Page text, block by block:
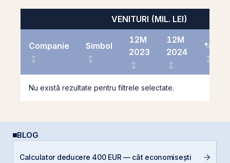
VENITURI (MIL. LEI)
Companie Simbol
12M
2023
12M
2024
%
Nu există rezultate pentru filtrele selectate.
BLOG
Calculator deducere 400 EUR — cât economisești